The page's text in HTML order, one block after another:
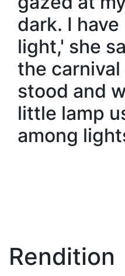
dark. I
light,' she
the carnival
stood and
little lamp
among
Rendition